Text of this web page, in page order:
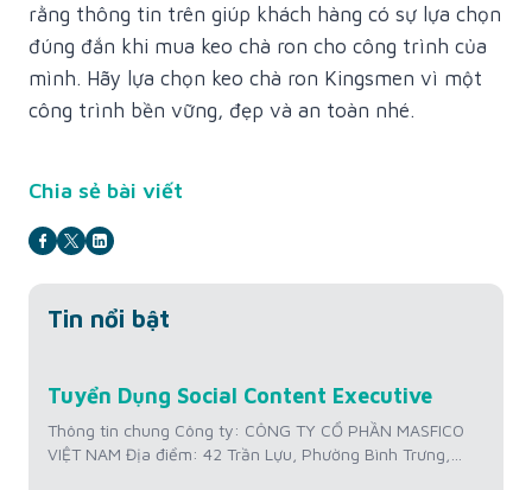
rằng thông tin trên giúp khách hàng có sự lựa chọn
đúng đắn khi mua keo chà ron cho công trình của
mình. Hãy lựa chọn keo chà ron Kingsmen vì một
công trình bền vững, đẹp và an toàn nhé.
Chia sẻ bài viết
Tin nổi bật
22
Tuyển Dụng Social Content Executive
Thông tin chung Công ty: CÔNG TY CỔ PHẦN MASFICO
VIỆT NAM Địa điểm: 42 Trần Lựu, Phường Bình Trưng,